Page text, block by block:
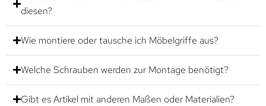
diesen?
Wie montiere oder tausche ich Möbelgriffe aus?
Welche Schrauben werden zur Montage benötigt?
Gibt es Artikel mit anderen Maßen oder Materialien?